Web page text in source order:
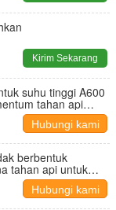
Kirim Sekarang
suhu tinggi A600
tahan api
Hubungi kami
berbentuk
tahan api untuk
Hubungi kami